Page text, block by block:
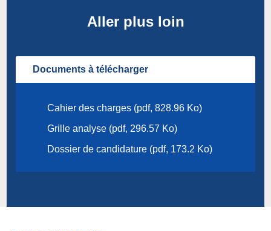
Aller plus loin
Documents à télécharger
Cahier des charges (pdf, 828.96 Ko)
Grille analyse (pdf, 296.57 Ko)
Dossier de candidature (pdf, 173.2 Ko)